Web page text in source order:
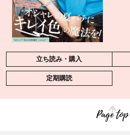
立ち読み・購入
定期購読
Page top